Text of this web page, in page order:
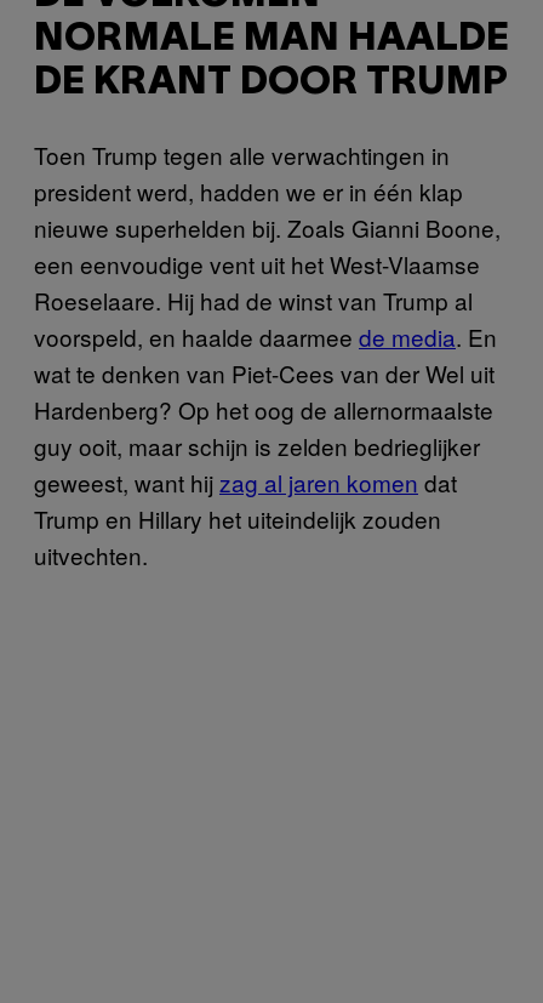
NORMALE MAN HAALDE
DE KRANT DOOR TRUMP
Toen Trump tegen alle verwachtingen in
president werd, hadden we er in één klap
nieuwe superhelden bij. Zoals Gianni Boone,
een eenvoudige vent uit het West-Vlaamse
Roeselaare. Hij had de winst van Trump al
voorspeld, en haalde daarmee de media. En
wat te denken van Piet-Cees van der Wel uit
Hardenberg? Op het oog de allernormaalste
guy ooit, maar schijn is zelden bedrieglijker
geweest, want hijzag al jaren komen dat
Trump en Hillary het uiteindelijk zouden
uitvechten.